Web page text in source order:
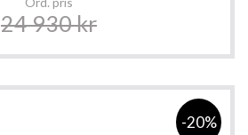
24 930 kr
-20%